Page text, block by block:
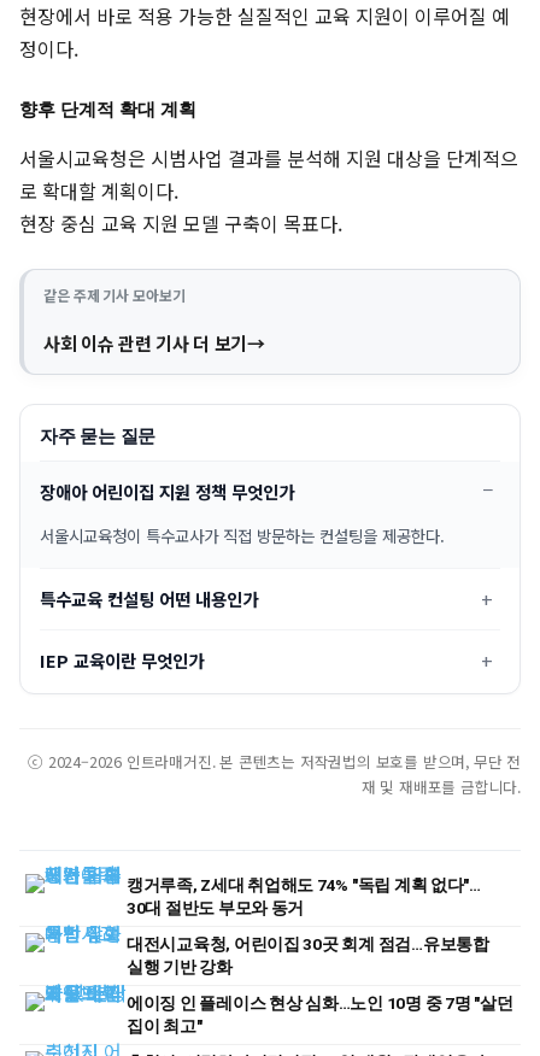
현장에서 바로 적용 가능한 실질적인 교육 지원이 이루어질 예
정이다.
향후 단계적 확대 계획
서울시교육청은 시범사업 결과를 분석해 지원 대상을 단계적으
로 확대할 계획이다.
현장 중심 교육 지원 모델 구축이 목표다.
같은 주제 기사 모아보기
사회 이슈 관련 기사 더 보기
자주 묻는 질문
장애아 어린이집 지원 정책 무엇인가
서울시교육청이 특수교사가 직접 방문하는 컨설팅을 제공한다.
특수교육 컨설팅 어떤 내용인가
IEP 교육이란 무엇인가
ⓒ 2024–2026 인트라매거진. 본 콘텐츠는 저작권법의 보호를 받으며, 무단 전
재 및 재배포를 금합니다.
캥거루족, Z세대 취업해도 74% "독립 계획 없다"…
30대 절반도 부모와 동거
대전시교육청, 어린이집 30곳 회계 점검…유보통합
실행 기반 강화
에이징 인 플레이스 현상 심화…노인 10명 중 7명 "살던
집이 최고"